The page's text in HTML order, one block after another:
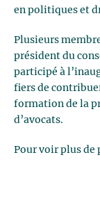
en politiques et
Plusieurs
président du
participé à
fiers de
formation de la
d’avocats.
Pour voir plus de